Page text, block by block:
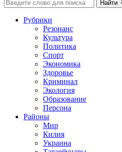
Найти
Рубрики
Резонанс
Культура
Политика
Спорт
Экономика
Здоровье
Криминал
Экология
Образование
Персона
Районы
Мир
Килия
Украина